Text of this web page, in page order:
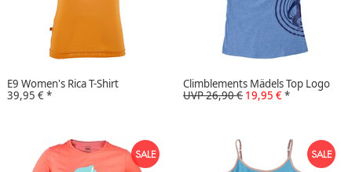
E9 Women's Rica T-Shirt
39,95 €*
Climblements Mädels Top Logo
UVP 26,90 € 19,95 €*